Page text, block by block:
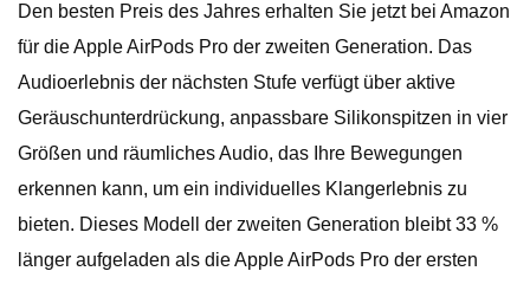
Den besten Preis des Jahres erhalten Sie jetzt bei Amazon
für die Apple AirPods Pro der zweiten Generation. Das
Audioerlebnis der nächsten Stufe verfügt über aktive
Geräuschunterdrückung, anpassbare Silikonspitzen in vier
Größen und räumliches Audio, das Ihre Bewegungen
erkennen kann, um ein individuelles Klangerlebnis zu
bieten. Dieses Modell der zweiten Generation bleibt 33 %
länger aufgeladen als die Apple AirPods Pro der ersten